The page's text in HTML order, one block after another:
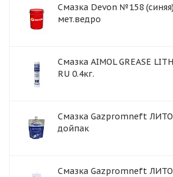
Смазка Devon №158
мет.ведро
Смазка AIMOL GREASE
RU 0.4кг.
Смазка Gazpromneft
дойпак
Смазка Gazpromneft